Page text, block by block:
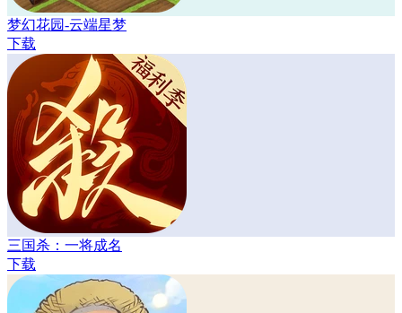
梦幻花园-云端星梦
下载
三国杀：一将成名
下载